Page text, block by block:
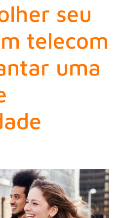
seu
telecom
uma